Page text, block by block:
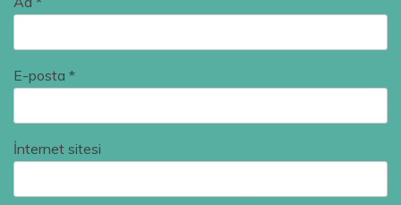
E-posta *
İnternet sitesi